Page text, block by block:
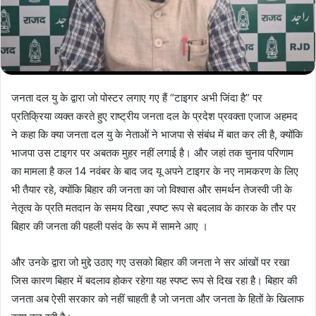
जनता दल यु के द्वारा जो पोस्टर लगाए गए हैं “टाइगर अभी जिंदा है” पर
प्रतिक्रिया व्यक्त करते हुए राष्ट्रीय जनता दल के प्रदेश प्रवक्ता एजाज अहमद
ने कहा कि क्या जनता दल यु के नेताओं ने भाजपा से संबंध में बात कर ली है, क्योंकि
भाजपा उस टाइगर पर अबतक मुहर नहीं लगाई है। और जहां तक चुनाव परिणाम
का मामला है कल 14 नवंबर के बाद जद यू अपने टाइगर के नए नामकरण के लिए
भी तैयार रहे, क्योंकि बिहार की जनता का जो विश्वास और समर्थन तेजस्वी जी के
नेतृत्व के प्रति मतदान के समय दिखा ,स्पष्ट रूप से बदलाव के कारक के तौर पर
बिहार की जनता की पहली पसंद के रूप में सामने आए ।
और उनके द्वारा जो मुद्दे उठाए गए उसको बिहार की जनता ने सर आंखों पर रखा
जिस कारण बिहार में बदलाव होकर रहेगा यह स्पष्ट रूप से दिख रहा है। बिहार की
जनता अब ऐसी सरकार को नहीं चाहती है जो जनता और जनता के हितों के खिलाफ